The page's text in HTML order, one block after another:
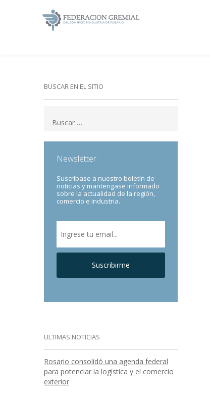
BUSCAR EN EL SITIO
Newsletter
Suscríbase a nuestro boletín de
noticias y mantengase informado
sobre la actualidad de la región,
comercio e industria.
Suscribirme
ULTIMAS NOTICIAS
Rosario consolidó una agenda federal
para potenciar la logística y el comercio
exterior